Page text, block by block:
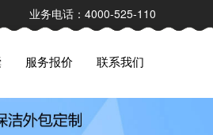
业务电话：4000-525-110
联系我们
服务报价